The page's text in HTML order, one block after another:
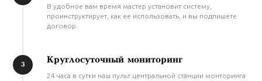
В удобное вам время мастер установит систему,
проинструктирует, как ее использовать, и вы подпишете
договор.
Круглосуточный мониторинг
24 часа в сутки наш пульт центральной станции монторинга